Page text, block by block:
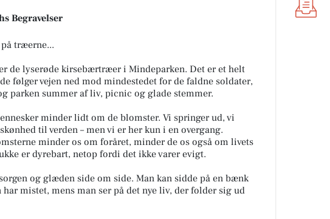
Begravelser
træerne...
de lyserøde kirsebærtræer i Mindeparken. Det er et helt
følger vejen ned mod mindestedet for de faldne soldater,
parken summer af liv, picnic og glade stemmer.
minder lidt om de blomster. Vi springer ud, vi
til verden – men vi er her kun i en overgang.
minder os om foråret, minder de os også om livets
er dyrebart, netop fordi det ikke varer evigt.
og glæden side om side. Man kan sidde på en bænk
mistet, mens man ser på det nye liv, der folder sig ud